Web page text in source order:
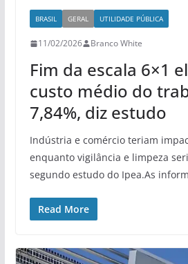
BRASIL GERAL UTILIDADE PÚBLICA
11/02/2026 Branco White
Fim da escala 6×1
custo médio do
7,84%, diz estudo
Indústria e comércio teriam
enquanto vigilância e limpeza
segundo estudo do Ipea.As
Read More